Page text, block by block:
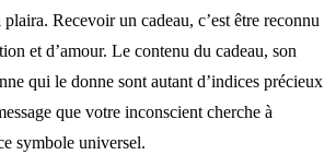
Recevoir un cadeau, c’est être reconnu
et d’amour. Le contenu du cadeau, son
qui le donne sont autant d’indices précieux
que votre inconscient cherche à
symbole universel.